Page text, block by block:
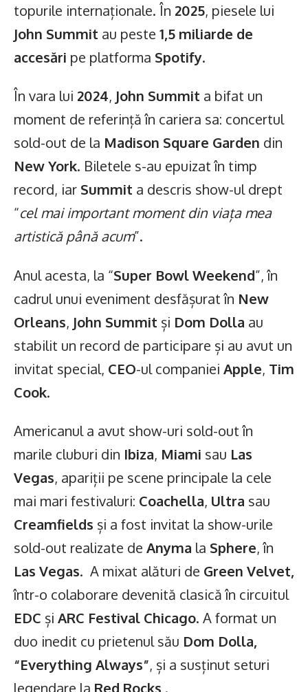
topurile internaționale. În 2025, piesele lui
John Summit au peste 1,5 miliarde de
accesări pe platforma Spotify.
În vara lui 2024, John Summit a bifat un
moment de referință în cariera sa: concertul
sold-out de la Madison Square Garden din
New York. Biletele s-au epuizat în timp
record, iar Summit a descris show-ul drept
“cel mai important moment din viața mea
artistică până acum”.
Anul acesta, la “Super Bowl Weekend”, în
cadrul unui eveniment desfășurat în New
Orleans, John Summit și Dom Dolla au
stabilit un record de participare și au avut un
invitat special, CEO-ul companiei Apple, Tim
Cook.
Americanul a avut show-uri sold-out în
marile cluburi din Ibiza, Miami sau Las
Vegas, apariții pe scene principale la cele
mai mari festivaluri: Coachella, Ultra sau
Creamfields și a fost invitat la show-urile
sold-out realizate de Anyma la Sphere, în
Las Vegas. A mixat alături de Green Velvet,
într-o colaborare devenită clasică în circuitul
EDC și ARC Festival Chicago. A format un
duo inedit cu prietenul său Dom Dolla,
“Everything Always”, și a susținut seturi
legendare la Red Rocks .